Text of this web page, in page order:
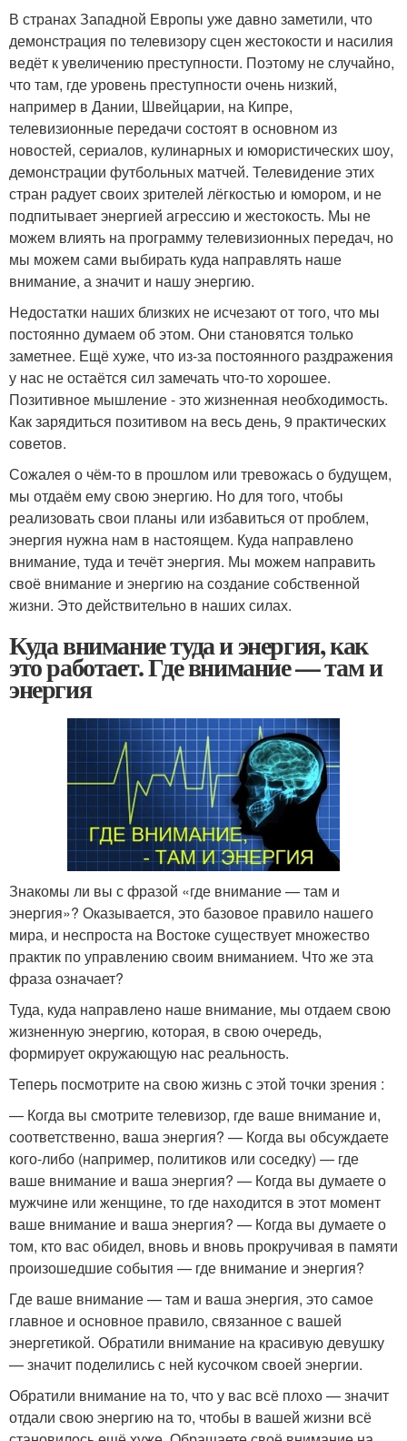
В странах Западной Европы уже давно заметили, что
демонстрация по телевизору сцен жестокости и насилия
ведёт к увеличению преступности. Поэтому не случайно,
что там, где уровень преступности очень низкий,
например в Дании, Швейцарии, на Кипре,
телевизионные передачи состоят в основном из
новостей, сериалов, кулинарных и юмористических шоу,
демонстрации футбольных матчей. Телевидение этих
стран радует своих зрителей лёгкостью и юмором, и не
подпитывает энергией агрессию и жестокость. Мы не
можем влиять на программу телевизионных передач, но
мы можем сами выбирать куда направлять наше
внимание, а значит и нашу энергию.
Недостатки наших близких не исчезают от того, что мы
постоянно думаем об этом. Они становятся только
заметнее. Ещё хуже, что из-за постоянного раздражения
у нас не остаётся сил замечать что-то хорошее.
Позитивное мышление - это жизненная необходимость.
Как зарядиться позитивом на весь день, 9 практических
советов.
Сожалея о чём-то в прошлом или тревожась о будущем,
мы отдаём ему свою энергию. Но для того, чтобы
реализовать свои планы или избавиться от проблем,
энергия нужна нам в настоящем. Куда направлено
внимание, туда и течёт энергия. Мы можем направить
своё внимание и энергию на создание собственной
жизни. Это действительно в наших силах.
Куда внимание туда и энергия, как
это работает. Где внимание — там и
энергия
Знакомы ли вы с фразой «где внимание — там и
энергия»? Оказывается, это базовое правило нашего
мира, и неспроста на Востоке существует множество
практик по управлению своим вниманием. Что же эта
фраза означает?
Туда, куда направлено наше внимание, мы отдаем свою
жизненную энергию, которая, в свою очередь,
формирует окружающую нас реальность.
Теперь посмотрите на свою жизнь с этой точки зрения :
— Когда вы смотрите телевизор, где ваше внимание и,
соответственно, ваша энергия? — Когда вы обсуждаете
кого-либо (например, политиков или соседку) — где
ваше внимание и ваша энергия? — Когда вы думаете о
мужчине или женщине, то где находится в этот момент
ваше внимание и ваша энергия? — Когда вы думаете о
том, кто вас обидел, вновь и вновь прокручивая в памяти
произошедшие события — где внимание и энергия?
Где ваше внимание — там и ваша энергия, это самое
главное и основное правило, связанное с вашей
энергетикой. Обратили внимание на красивую девушку
— значит поделились с ней кусочком своей энергии.
Обратили внимание на то, что у вас всё плохо — значит
отдали свою энергию на то, чтобы в вашей жизни всё